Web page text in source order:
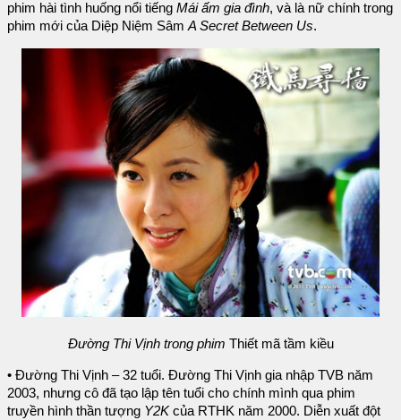
phim hài tình huống nổi tiếng Mái ấm gia đình, và là nữ chính trong
phim mới của Diệp Niệm SâmA Secret Between Us.
Đường Thi Vịnh trong phim Thiết mã tầm kiều
• Đường Thi Vịnh – 32 tuổi. Đường Thi Vịnh gia nhập TVB năm
2003, nhưng cô đã tạo lập tên tuổi cho chính mình qua phim
truyền hình thần tượng Y2Kcủa RTHK năm 2000. Diễn xuất đột